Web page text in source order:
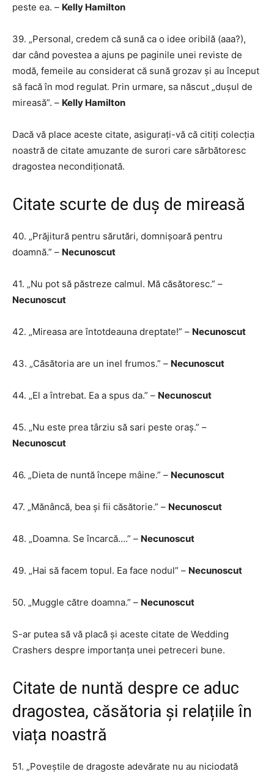
peste ea. – Kelly Hamilton
39. „Personal, credem că sună ca o idee oribilă (aaa?),
dar când povestea a ajuns pe paginile unei reviste de
modă, femeile au considerat că sună grozav și au început
să facă în mod regulat. Prin urmare, sa născut „dușul de
mireasă”. – Kelly Hamilton
Dacă vă place aceste citate, asigurați-vă că citiți colecția
noastră de citate amuzante de surori care sărbătoresc
dragostea necondiționată.
Citate scurte de duș de mireasă
40. „Prăjitură pentru sărutări, domnișoară pentru
doamnă.” – Necunoscut
41. „Nu pot să păstreze calmul. Mă căsătoresc.” –
Necunoscut
42. „Mireasa are întotdeauna dreptate!” – Necunoscut
43. „Căsătoria are un inel frumos.” – Necunoscut
44. „El a întrebat. Ea a spus da.” – Necunoscut
45. „Nu este prea târziu să sari peste oraș.” –
Necunoscut
46. ​​​​„Dieta de nuntă începe mâine.” – Necunoscut
47. „Mănâncă, bea și fii căsătorie.” – Necunoscut
48. „Doamna. Se încarcă….” – Necunoscut
49. „Hai să facem topul. Ea face nodul” – Necunoscut
50. „Muggle către doamna.” – Necunoscut
S-ar putea să vă placă și aceste citate de Wedding
Crashers despre importanța unei petreceri bune.
Citate de nuntă despre ce aduc
dragostea, căsătoria și relațiile în
viața noastră
51. „Poveștile de dragoste adevărate nu au niciodată